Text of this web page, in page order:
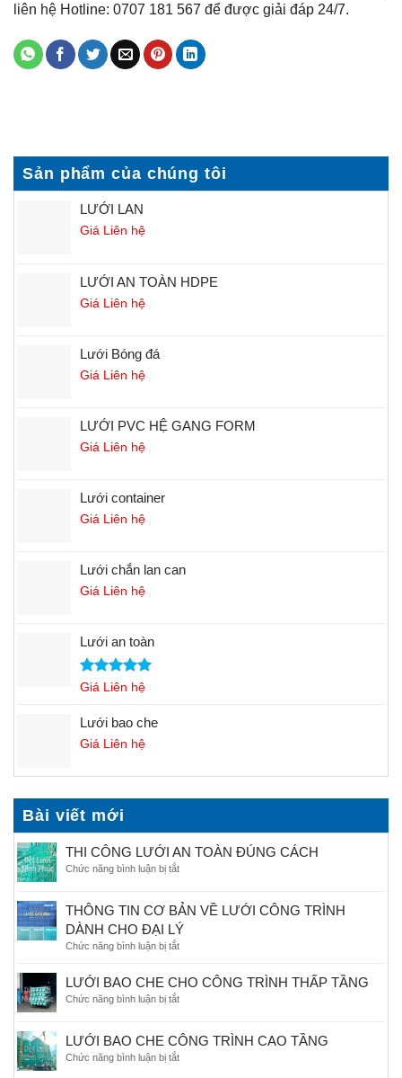
liên hệ Hotline: 0707 181 567 để được giải đáp 24/7.
Sản phẩm của chúng tôi
LƯỚI LAN
Giá Liên hệ
LƯỚI AN TOÀN HDPE
Giá Liên hệ
Lưới Bóng đá
Giá Liên hệ
LƯỚI PVC HỆ GANG FORM
Giá Liên hệ
Lưới container
Giá Liên hệ
Lưới chắn lan can
Giá Liên hệ
Lưới an toàn
Rated5.00
Giá Liên hệ
Lưới bao che
Giá Liên hệ
Bài viết mới
THI CÔNG LƯỚI AN TOÀN ĐÚNG CÁCH
Chức năng bình luận bị tắt
LƯỚI
AN
CÁCH
THÔNG TIN CƠ BẢN VỀ LƯỚI CÔNG TRÌNH
DÀNH CHO ĐẠI LÝ
Chức năng bình luận bị tắt
TIN
LƯỚI
LƯỚI BAO CHE CHO CÔNG TRÌNH THẤP TẦNG
Chức năng bình luận bị tắt
CHE
LƯỚI BAO CHE CÔNG TRÌNH CAO TẦNG
Chức năng bình luận bị tắt